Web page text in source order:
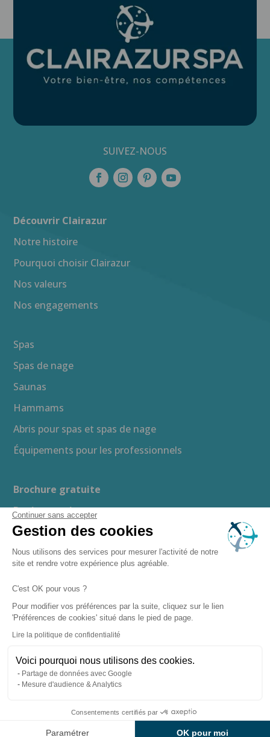
Continuer sans accepter
Gestion des cookies
Nous utilisons des services pour mesurer l'activité de notre
site et rendre votre expérience plus agréable.
C'est OK pour vous ?
Pour modifier vos préférences par la suite, cliquez sur le lien
'Préférences de cookies' situé dans le pied de page.
Lire la politique de confidentialité
Voici pourquoi nous utilisons des cookies.
Partage de données avec Google
Mesure d'audience & Analytics
Consentements certifiés par
Paramétrer OK pour moi
SUIVEZ-NOUS
Découvrir Clairazur
Notre histoire
Pourquoi choisir Clairazur
Nos valeurs
Nos engagements
Spas
Spas de nage
Saunas
Hammams
Abris pour spas et spas de nage
Équipements pour les professionnels
Brochure gratuite
Devis gratuit
Guide d’achat
Espace presse
Boutique en ligne
2026 Clairazur Spa